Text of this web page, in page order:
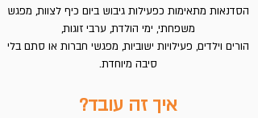
הסדנאות מתאימות כפעילות גיבוש ביום כיף לצוות, מפגש
משפחתי, ימי הולדת, ערבי זוגות,
הורים וילדים, פעילויות ישוביות, מפגשי חברות או סתם בלי
סיבה מיוחדת.
איך זה עובד?